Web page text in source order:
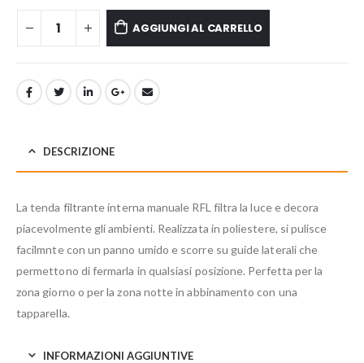
AGGIUNGI AL CARRELLO
DESCRIZIONE
La tenda filtrante interna manuale RFL filtra la luce e decora
piacevolmente gli ambienti. Realizzata in poliestere, si pulisce
facilmnte con un panno umido e scorre su guide laterali che
permettono di fermarla in qualsiasi posizione. Perfetta per la
zona giorno o per la zona notte in abbinamento con una
tapparella.
INFORMAZIONI AGGIUNTIVE